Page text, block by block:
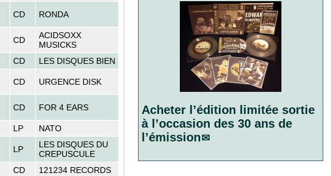
CD RONDA
CD
ACIDSOXX
MUSICKS
CD LES DISQUES BIEN
CD URGENCE DISK
CD FOR 4 EARS
LP NATO
LP
LES DISQUES DU
CREPUSCULE
CD
121234 RECORDS
Acheter l’édition limitée sortie
à l’occasion des 30 ans de
l’émission